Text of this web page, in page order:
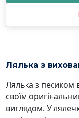
Лялька з
Лялька з песиком
своїм
виглядом. У